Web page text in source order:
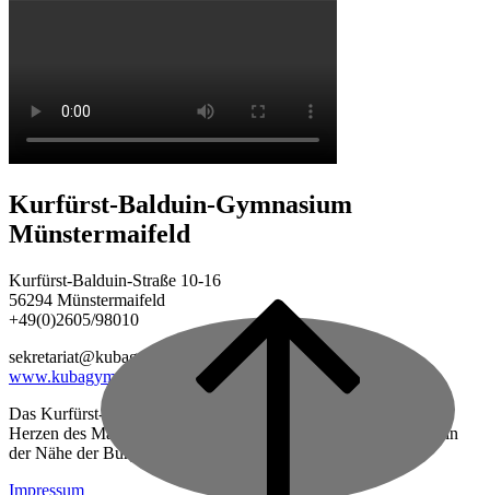
top
Kurfürst-Balduin-Gymnasium
Münstermaifeld
Kurfürst-Balduin-Straße 10-16
56294 Münstermaifeld
+49(0)2605/98010
sekretariat@kubagym.de
www.kubagym.org
Das Kurfürst-Balduin-Gymnasium ist eine vierzügige Schule im
Herzen des Maifeldes, zwischen Mayen und Koblenz gelegen, in
der Nähe der Burg Eltz.
Impressum